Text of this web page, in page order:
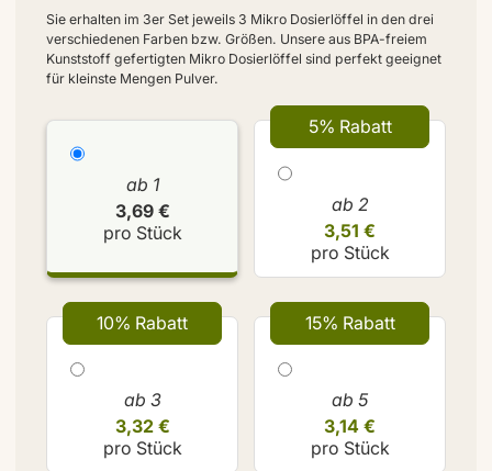
Sie erhalten im 3er Set jeweils 3 Mikro Dosierlöffel in den drei
verschiedenen Farben bzw. Größen. Unsere aus BPA-freiem
Kunststoff gefertigten Mikro Dosierlöffel sind perfekt geeignet
für kleinste Mengen Pulver.
ab 1
3,69 €
pro Stück
5% Rabatt
ab 2
3,51 €
pro Stück
10% Rabatt
ab 3
3,32 €
pro Stück
15% Rabatt
ab 5
3,14 €
pro Stück